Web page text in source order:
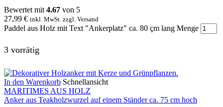
Bewertet mit 4.67 von 5
27,99 € inkl. MwSt. zzgl. Versand
Paddel aus Holz mit Text "Ankerplatz" ca. 80 çm lang Menge
3 vorrätig
In den Warenkorb Schnellansicht
MARITIMES AUS HOLZ
Anker aus Teakholzwurzel auf einem Ständer ca. 75 cm hoch